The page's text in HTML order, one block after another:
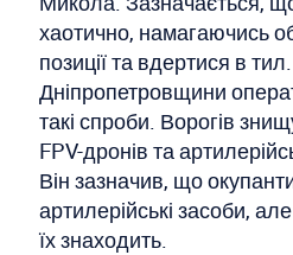
хаотично, намагаючись
позиції та вдертися в
Дніпропетровщини
такі спроби. Ворогів
FPV-дронів та
Він зазначив, що
артилерійські засоби,
їх знаходить.